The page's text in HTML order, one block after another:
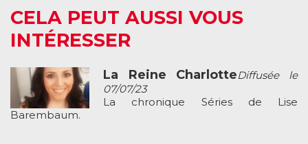
CELA PEUT AUSSI VOUS
INTÉRESSER
La Reine CharlotteDiffusée le
07/07/23
La chronique Séries de Lise
Barembaum.